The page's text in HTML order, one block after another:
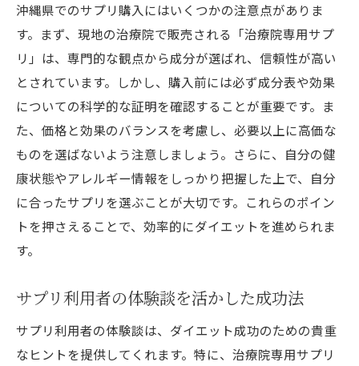
リで健康的にダイエット
沖縄の文化を取り入れたダイエットスタイ
サプリの摂取と沖縄の食事の調和
地元の食材とサプリの相乗効果
健康的な食生活のためのサプリ選び
沖縄の伝統を活かしたリラクゼーション法
サプリを使った健康的なダイエット習慣
沖縄県でのサプリ購入にはいくつかの注意点がありま
す。まず、現地の治療院で販売される「治療院専用サプ
リ」は、専門的な観点から成分が選ばれ、信頼性が高い
とされています。しかし、購入前には必ず成分表や効果
についての科学的な証明を確認することが重要です。ま
た、価格と効果のバランスを考慮し、必要以上に高価な
ものを選ばないよう注意しましょう。さらに、自分の健
康状態やアレルギー情報をしっかり把握した上で、自分
に合ったサプリを選ぶことが大切です。これらのポイン
トを押さえることで、効率的にダイエットを進められま
す。
サプリ利用者の体験談を活かした成功法
サプリ利用者の体験談は、ダイエット成功のための貴重
なヒントを提供してくれます。特に、治療院専用サプリ